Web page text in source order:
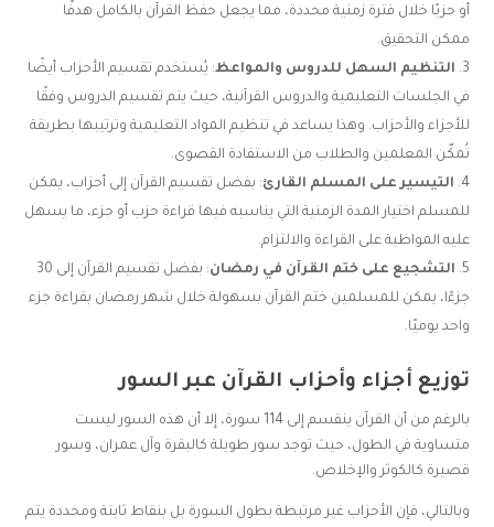
أو حزبًا خلال فترة زمنية محددة، مما يجعل حفظ القرآن بالكامل هدفًا
ممكن التحقيق.
التنظيم السهل للدروس والمواعظ: يُستخدم تقسيم الأحزاب أيضًا
في الجلسات التعليمية والدروس القرآنية، حيث يتم تقسيم الدروس وفقًا
للأجزاء والأحزاب. وهذا يساعد في تنظيم المواد التعليمية وترتيبها بطريقة
تُمكّن المعلمين والطلاب من الاستفادة القصوى.
التيسير على المسلم القارئ: بفضل تقسيم القرآن إلى أحزاب، يمكن
للمسلم اختيار المدة الزمنية التي يناسبه فيها قراءة حزب أو جزء، ما يسهل
عليه المواظبة على القراءة والالتزام.
التشجيع على ختم القرآن في رمضان
: بفضل تقسيم القرآن إلى 30
جزءًا، يمكن للمسلمين ختم القرآن بسهولة خلال شهر رمضان بقراءة جزء
واحد يوميًا.
توزيع أجزاء وأحزاب القرآن عبر السور
بالرغم من أن القرآن ينقسم إلى 114 سورة، إلا أن هذه السور ليست
متساوية في الطول، حيث توجد سور طويلة كالبقرة وآل عمران، وسور
قصيرة كالكوثر والإخلاص.
وبالتالي، فإن الأحزاب غير مرتبطة بطول السورة بل بنقاط ثابتة ومحددة يتم